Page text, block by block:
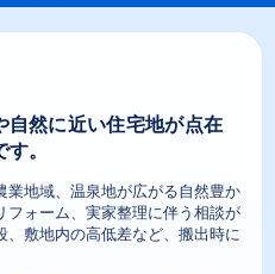
然に近い住宅地が点在
。
地域、温泉地が広がる自然豊か
ォーム、実家整理に伴う相談が
敷地内の高低差など、搬出時に